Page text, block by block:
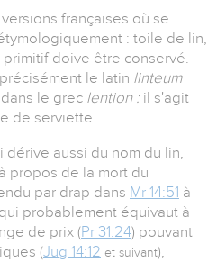
françaises où se
: toile de lin,
doive être conservé.
le latin linteum
le grec lention : il s'agit
de serviette.
dérive aussi du nom du lin,
à propos de la mort du
par drap dans Mr 14:51 à
probablement équivaut à
de prix (Pr 31:24) pouvant
(Jug 14:12 et suivant),